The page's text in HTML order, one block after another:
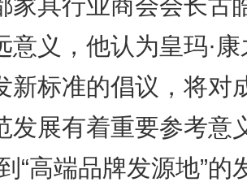
意义，他认为皇玛·
新标准的倡议，将对
发展有着重要参考意
“高端品牌发源地”的